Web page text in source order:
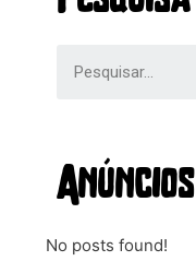
Anúncios
No posts found!